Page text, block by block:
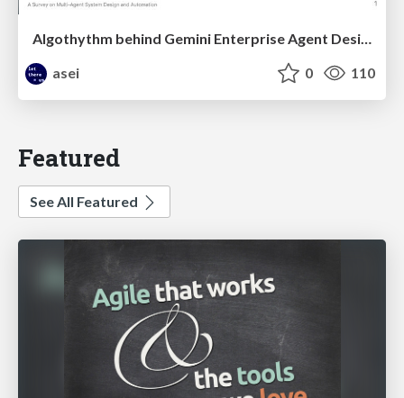
Algothythm behind Gemini Enterprise Agent Designer (with least amount of inputs from human)
asei
0 110
Featured
See All Featured